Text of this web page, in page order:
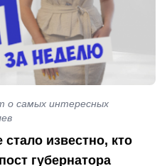
о самых интересных
известно, кто
губернатора